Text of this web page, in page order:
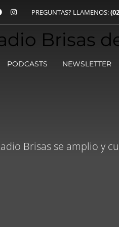
Brisas | Mar del Plata
creemos en el poder de la voz
PREGUNTAS? LLAMENOS:
PODCASTS NEWSLETTER
Brisas se amplio y